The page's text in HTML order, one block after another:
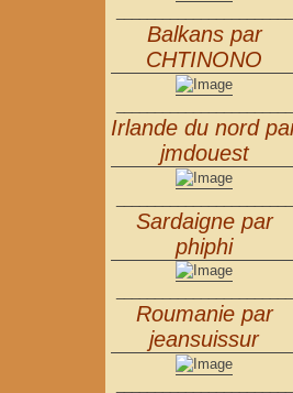
Balkans par
CHTINONO
Irlande du nord
jmdouest
Sardaigne par
phiphi
Roumanie par
jeansuissur